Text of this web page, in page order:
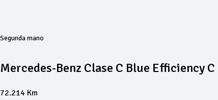
Segunda mano
Mercedes-Benz Clase C Blue Efficiency C
72.214 Km